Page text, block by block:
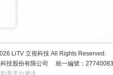
LiTV 立視科技 All Rights Reserved.
技股份有限公司
統一編號：
音平台遞送